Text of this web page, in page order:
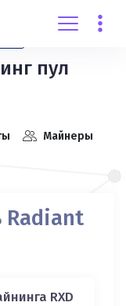
пул
Майнеры
Radiant
RXD